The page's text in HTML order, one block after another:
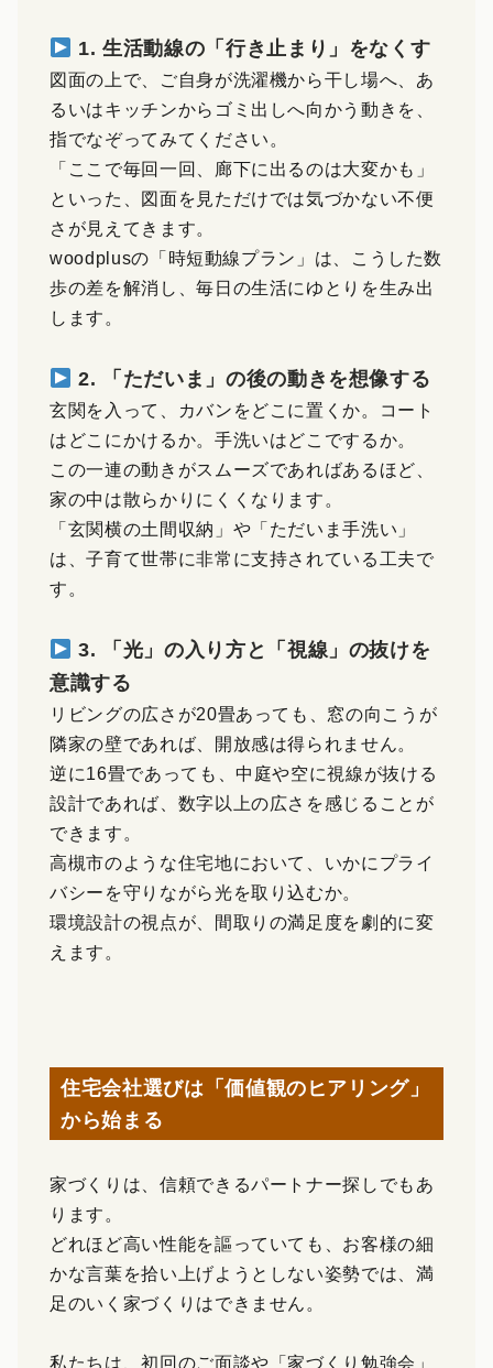
1. 生活動線の「行き止まり」をなくす
図面の上で、ご自身が洗濯機から干し場へ、あ
るいはキッチンからゴミ出しへ向かう動きを、
指でなぞってみてください。
「ここで毎回一回、廊下に出るのは大変かも」
といった、図面を見ただけでは気づかない不便
さが見えてきます。
woodplusの「時短動線プラン」は、こうした数
歩の差を解消し、毎日の生活にゆとりを生み出
します。
2. 「ただいま」の後の動きを想像する
玄関を入って、カバンをどこに置くか。コート
はどこにかけるか。手洗いはどこでするか。
この一連の動きがスムーズであればあるほど、
家の中は散らかりにくくなります。
「玄関横の土間収納」や「ただいま手洗い」
は、子育て世帯に非常に支持されている工夫で
す。
3. 「光」の入り方と「視線」の抜けを
意識する
リビングの広さが20畳あっても、窓の向こうが
隣家の壁であれば、開放感は得られません。
逆に16畳であっても、中庭や空に視線が抜ける
設計であれば、数字以上の広さを感じることが
できます。
高槻市のような住宅地において、いかにプライ
バシーを守りながら光を取り込むか。
環境設計の視点が、間取りの満足度を劇的に変
えます。
住宅会社選びは「価値観のヒアリング」
から始まる
家づくりは、信頼できるパートナー探しでもあ
ります。
どれほど高い性能を謳っていても、お客様の細
かな言葉を拾い上げようとしない姿勢では、満
足のいく家づくりはできません。
私たちは、初回のご面談や「家づくり勉強会」